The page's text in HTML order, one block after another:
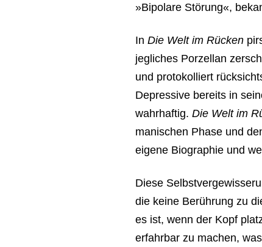
»Bipolare Störung«,
In Die Welt im Rücken
jegliches Porzellan
und protokolliert
Depressive bereits in
wahrhaftig. Die Welt im
manischen Phase und
eigene Biographie und
Diese
die keine Berührung zu
es ist, wenn der Kopf
erfahrbar zu machen,